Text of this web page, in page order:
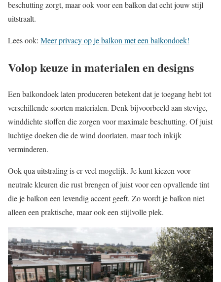
beschutting zorgt, maar ook voor een balkon dat echt jouw stijl
uitstraalt.
Lees ook: Meer privacy op je balkon met een balkondoek!
Volop keuze in materialen en designs
Een balkondoek laten produceren betekent dat je toegang hebt tot
verschillende soorten materialen. Denk bijvoorbeeld aan stevige,
winddichte stoffen die zorgen voor maximale beschutting. Of juist
luchtige doeken die de wind doorlaten, maar toch inkijk
verminderen.
Ook qua uitstraling is er veel mogelijk. Je kunt kiezen voor
neutrale kleuren die rust brengen of juist voor een opvallende tint
die je balkon een levendig accent geeft. Zo wordt je balkon niet
alleen een praktische, maar ook een stijlvolle plek.